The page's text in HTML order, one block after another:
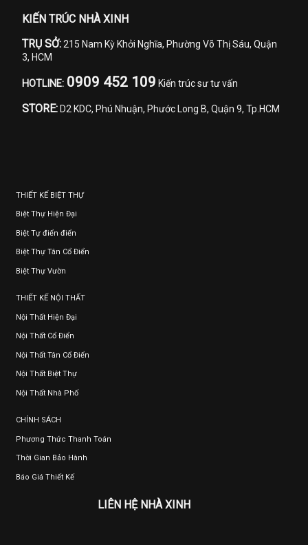
KIẾN TRÚC NHÀ XINH
TRỤ SỞ: 215 Nam Kỳ Khởi Nghĩa, Phường Võ Thị Sáu, Quận
3, HCM
HOTLINE: 0909 452 109 Kiến trúc sư tư vấn
STORE: D2 KDC, Phú Nhuận, Phước Long B, Quận 9, Tp.HCM
THIẾT KẾ BIỆT THỰ
Biệt Thự Hiện Đại
Biệt Tự điển điển
Biệt Thự Tân Cổ Điển
Biệt Thự Vườn
THIẾT KẾ NỘI THẤT
Nội Thất Hiện Đại
Nội Thất Cổ Điển
Nội Thất Tân Cổ Điển
Nội Thất Biệt Thự
Nội Thất Nhà Phố
CHÍNH SÁCH
Phương Thức Thanh Toán
Thời Gian Bảo Hành
Báo Giá Thiết Kế
LIÊN HỆ NHÀ XINH